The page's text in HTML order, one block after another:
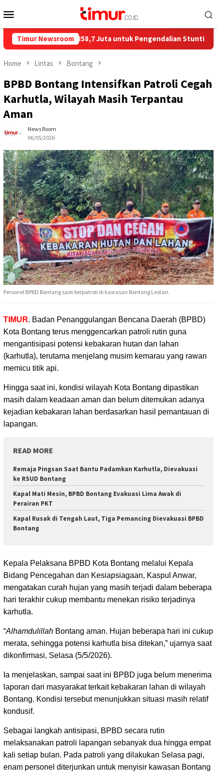
to
Menu
Timur Newsroom
Rp858,7 Juta untuk Pengendalian Stunting di Kota
Home Lintas Bontang
BPBD Bontang Intensifkan Patroli Cegah
Karhutla, Wilayah Masih Terpantau
Aman
News Room
06/05/2026
Personel BPBD Bontang saat berpatroli di kawasan Bontang Lestari.
TIMUR. Badan Penanggulangan Bencana Daerah (BPBD)
Kota Bontang terus menggencarkan patroli rutin guna
mengantisipasi potensi kebakaran hutan dan lahan
(karhutla), terutama menjelang musim kemarau yang rawan
memicu titik api.
Hingga saat ini, kondisi wilayah Kota Bontang dipastikan
masih dalam keadaan aman dan belum ditemukan adanya
kejadian kebakaran lahan berdasarkan hasil pemantauan di
lapangan.
READ MORE
Remaja Pingsan Saat Bantu Padamkan Karhutla, Dievakuasi
ke RSUD Bontang
Kapal Mati Mesin, BPBD Bontang Evakuasi Lima Awak di
Perairan PKT
Kapal Rusak di Tengah Laut, Tiga Pemancing Dievakuasi BPBD
Bontang
Kepala Pelaksana BPBD Kota Bontang melalui Kepala
Bidang Pencegahan dan Kesiapsiagaan, Kaspul Anwar,
mengatakan curah hujan yang masih terjadi dalam beberapa
hari terakhir cukup membantu menekan risiko terjadinya
karhutla.
“Alhamdulillah Bontang aman. Hujan beberapa hari ini cukup
merata, sehingga potensi karhutla bisa ditekan,” ujarnya saat
dikonfirmasi, Selasa (5/5/2026).
Ia menjelaskan, sampai saat ini BPBD juga belum menerima
laporan dari masyarakat terkait kebakaran lahan di wilayah
Bontang. Kondisi tersebut menunjukkan situasi masih relatif
kondusif.
Sebagai langkah antisipasi, BPBD secara rutin
melaksanakan patroli lapangan sebanyak dua hingga empat
kali setiap bulan. Pada patroli yang dilakukan Selasa pagi,
enam personel diterjunkan untuk menyisir kawasan Bontang